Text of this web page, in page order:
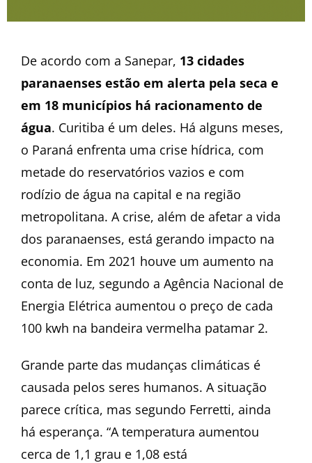
De acordo com a Sanepar, 13 cidades
paranaenses estão em alerta pela seca e
em 18 municípios há racionamento de
água. Curitiba é um deles. Há alguns meses,
o Paraná enfrenta uma crise hídrica, com
metade do reservatórios vazios e com
rodízio de água na capital e na região
metropolitana. A crise, além de afetar a vida
dos paranaenses, está gerando impacto na
economia. Em 2021 houve um aumento na
conta de luz, segundo a Agência Nacional de
Energia Elétrica aumentou o preço de cada
100 kwh na bandeira vermelha patamar 2.
Grande parte das mudanças climáticas é
causada pelos seres humanos. A situação
parece crítica, mas segundo Ferretti, ainda
há esperança. “A temperatura aumentou
cerca de 1,1 grau e 1,08 está